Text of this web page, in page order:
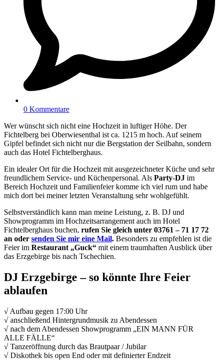
0 Kommentare
Wer wünscht sich nicht eine Hochzeit in luftiger Höhe. Der
Fichtelberg bei Oberwiesenthal ist ca. 1215 m hoch. Auf seinem
Gipfel befindet sich nicht nur die Bergstation der Seilbahn, sondern
auch das Hotel Fichtelberghaus.
Ein idealer Ort für die Hochzeit mit ausgezeichneter Küche und sehr
freundlichem Service- und Küchenpersonal. Als Party-DJ im
Bereich Hochzeit und Familienfeier komme ich viel rum und habe
mich dort bei meiner letzten Veranstaltung sehr wohlgefühlt.
Selbstverständlich kann man meine Leistung, z. B. DJ und
Showprogramm im Hochzeitsarrangement auch im Hotel
Fichtelberghaus buchen, rufen Sie gleich unter 03761 – 71 17 72
an oder senden Sie mir eine Mail. Besonders zu empfehlen ist die
Feier im Restaurant „Guck“ mit einem traumhaften Ausblick über
das Erzgebirge bis nach Tschechien.
DJ Erzgebirge – so könnte Ihre Feier
ablaufen
√ Aufbau gegen 17:00 Uhr
√ anschließend Hintergrundmusik zu Abendessen
√ nach dem Abendessen Showprogramm „EIN MANN FÜR
ALLE FÄLLE“
√ Tanzeröffnung durch das Brautpaar / Jubilar
√ Diskothek bis open End oder mit definierter Endzeit